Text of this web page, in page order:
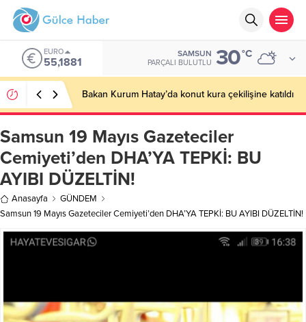
EURO
55,1881
SAMSUN
PARÇALI BULUTLU 30°C
Bakan Kurum Hatay’da konut kura çekilişine katıldı
Samsun 19 Mayıs Gazeteciler
Cemiyeti’den DHA’YA TEPKİ: BU
AYIBI DÜZELTİN!
Anasayfa
GÜNDEM
Samsun 19 Mayıs Gazeteciler Cemiyeti’den DHA’YA TEPKİ: BU AYIBI DÜZELTİN!